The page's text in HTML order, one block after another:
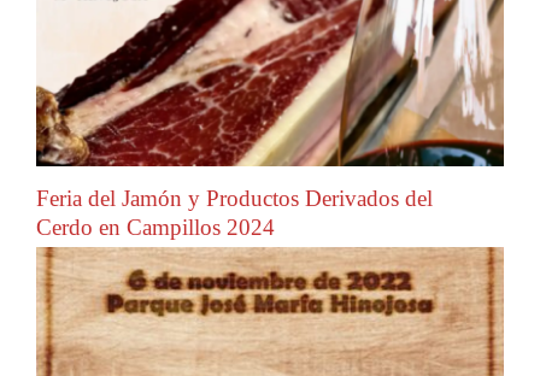
Feria del Jamón y Productos Derivados del
Cerdo en Campillos 2024